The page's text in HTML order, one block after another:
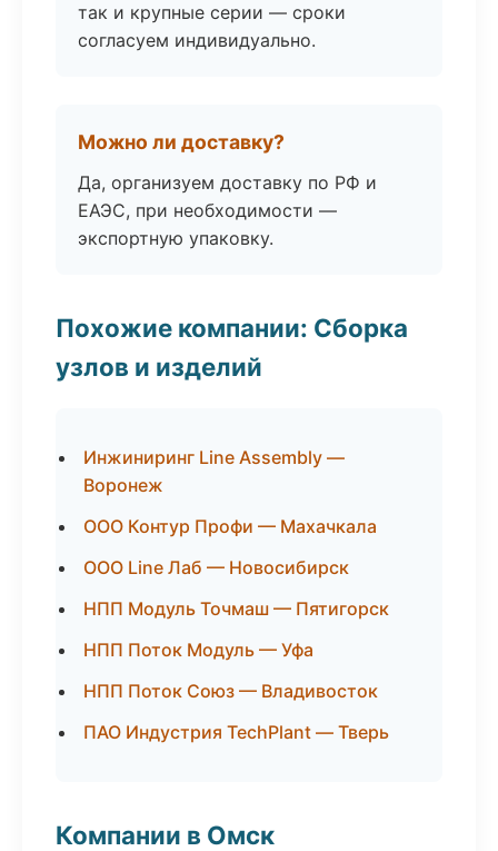
так и крупные серии — сроки
согласуем индивидуально.
Можно ли доставку?
Да, организуем доставку по РФ и
ЕАЭС, при необходимости —
экспортную упаковку.
Похожие компании: Сборка
узлов и изделий
Инжиниринг Line Assembly —
Воронеж
ООО Контур Профи — Махачкала
ООО Line Лаб — Новосибирск
НПП Модуль Точмаш — Пятигорск
НПП Поток Модуль — Уфа
НПП Поток Союз — Владивосток
ПАО Индустрия TechPlant — Тверь
Компании в Омск